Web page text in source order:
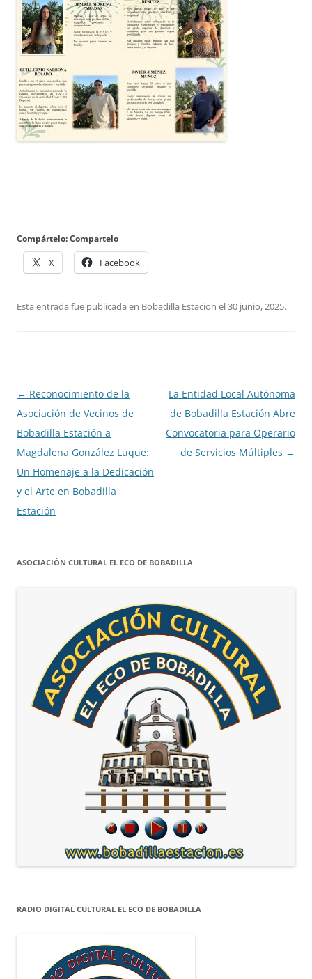
Compártelo: Compartelo
X Facebook
Esta entrada fue publicada en Bobadilla Estacion el30 junio, 2025.
Navegación
de
entradas
← Reconocimiento de la
Asociación de Vecinos de
Bobadilla Estación a
Magdalena González Luque:
Un Homenaje a la Dedicación
y el Arte en Bobadilla
Estación
La Entidad Local Autónoma
de Bobadilla Estación Abre
Convocatoria para Operario
de Servicios Múltiples →
ASOCIACIÓN CULTURAL EL ECO DE BOBADILLA
RADIO DIGITAL CULTURAL EL ECO DE BOBADILLA